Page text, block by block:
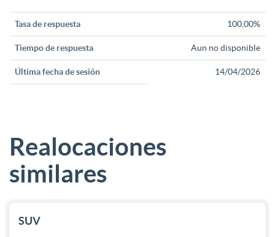
Tasa de respuesta 100,00%
Tiempo de respuesta Aun no disponible
Última fecha de sesión 14/04/2026
Realocaciones
similares
SUV